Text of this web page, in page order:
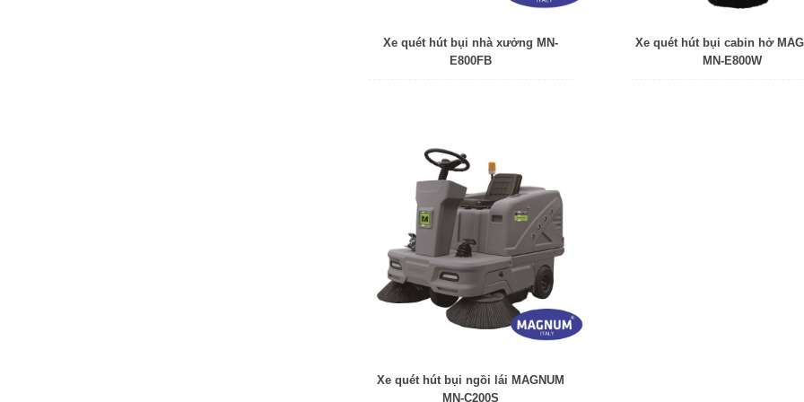
Xe quét hút bụi nhà xưởng MN-
E800FB
Xe quét hút bụi cabin hở
MN-E800W
Xe quét hút bụi ngồi lái MAGNUM
MN-C200S